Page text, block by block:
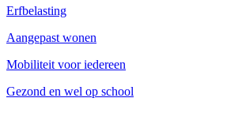
Erfbelasting
Aangepast wonen
Mobiliteit voor iedereen
Gezond en wel op school